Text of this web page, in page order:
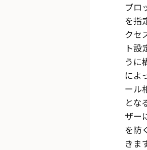
ブロ
を指
クセ
ト設
うに
によ
ール
とな
ザー
を防
きま